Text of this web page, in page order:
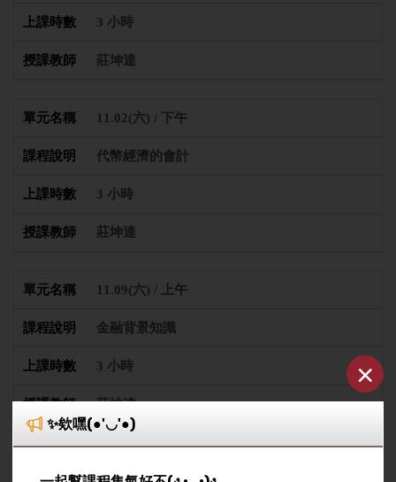
✨欸嘿(●'◡'●)
×
3 小時
莊坤達
11.02(六) / 下午
代幣經濟的會計
3 小時
莊坤達
11.09(六) / 上午
金融背景知識
3 小時
莊坤達